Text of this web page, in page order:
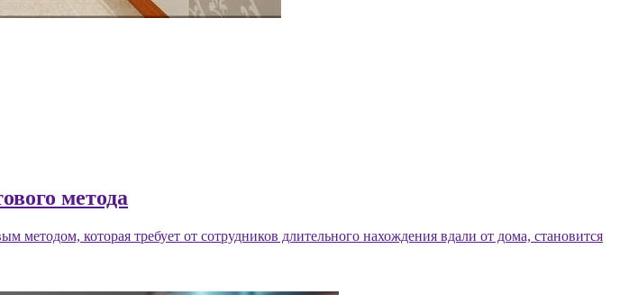
метода
которая требует от сотрудников длительного нахождения вдали от дома, становится